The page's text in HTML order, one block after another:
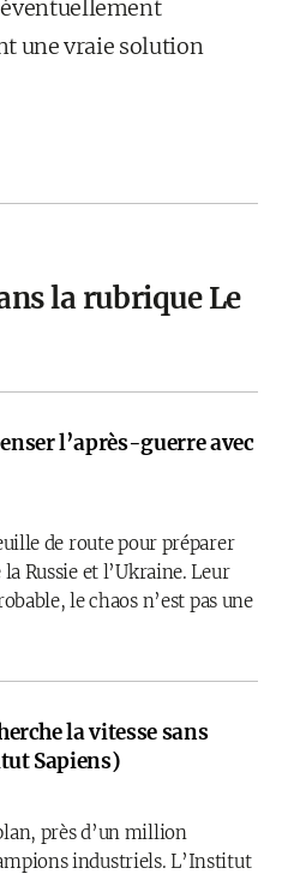
une vraie solution
la rubrique Le
l’après-guerre avec
de route pour préparer
Russie et l’Ukraine. Leur
le chaos n’est pas une
la vitesse sans
Sapiens)
près d’un million
industriels. L’Institut